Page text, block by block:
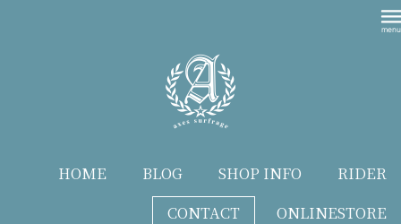
HOME BLOG SHOP INFO
RIDER
CONTACT
ONLINESTORE